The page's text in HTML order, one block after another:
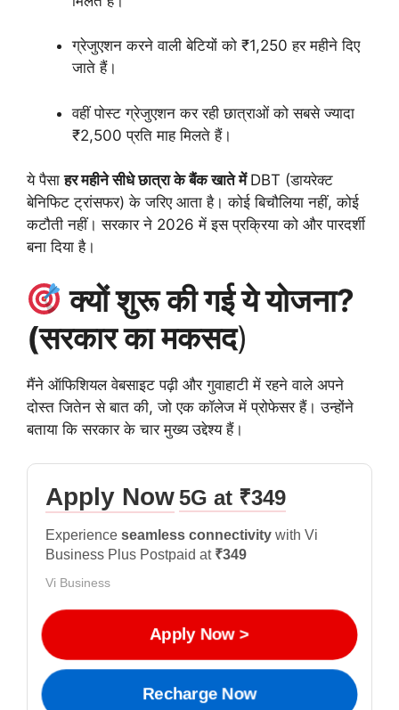
ग्रेजुएशन करने वाली बेटियों को ₹1,250 हर महीने दिए
जाते हैं।
वहीं पोस्ट ग्रेजुएशन कर रही छात्राओं को सबसे ज्यादा
₹2,500 प्रति माह मिलते हैं।
ये पैसाहर महीने सीधे छात्रा के बैंक खाते में DBT (डायरेक्ट
बेनिफिट ट्रांसफर) के जरिए आता है। कोई बिचौलिया नहीं, कोई
कटौती नहीं। सरकार ने 2026 में इस प्रक्रिया को और पारदर्शी
बना दिया है।
क्यों शुरू की गई ये योजना?
(सरकार का मकसद)
मैंने ऑफिशियल वेबसाइट पढ़ी और गुवाहाटी में रहने वाले अपने
दोस्त जितेन से बात की, जो एक कॉलेज में प्रोफेसर हैं। उन्होंने
बताया कि सरकार के चार मुख्य उद्देश्य हैं।
Apply Now5G at ₹349
Experience seamless connectivity with Vi
Business Plus Postpaid at ₹349
Vi Business
Apply Now >
Recharge Now